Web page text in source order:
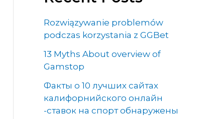
Rozwiązywanie problemów
podczas korzystania z GGBet
13 Myths About overview of
Gamstop
Факты о 10 лучших сайтах
калифорнийского онлайн
-ставок на спорт обнаружены